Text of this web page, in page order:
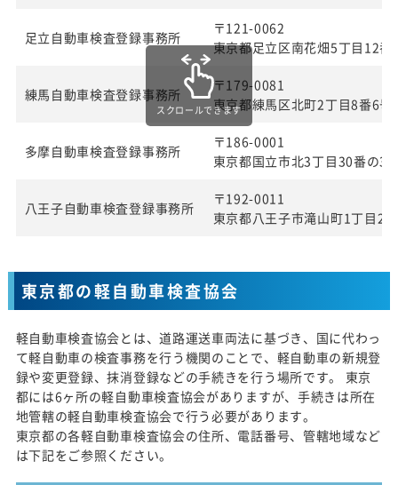
足立自動車検査登録事務所
〒121-0062
東京都足立区南花畑5丁目12番
練馬自動車検査登録事務所
〒179-0081
東京都練馬区北町2丁目8番6号
多摩自動車検査登録事務所
〒186-0001
東京都国立市北3丁目30番の3
八王子自動車検査登録事務所
〒192-0011
東京都八王子市滝山町1丁目
スクロールできます
東京都の軽自動車検査協会
軽自動車検査協会とは、道路運送車両法に基づき、国に代わっ
て軽自動車の検査事務を行う機関のことで、軽自動車の新規登
録や変更登録、抹消登録などの手続きを行う場所です。 東京
都には6ヶ所の軽自動車検査協会がありますが、手続きは所在
地管轄の軽自動車検査協会で行う必要があります。
東京都の各軽自動車検査協会の住所、電話番号、管轄地域など
は下記をご参照ください。